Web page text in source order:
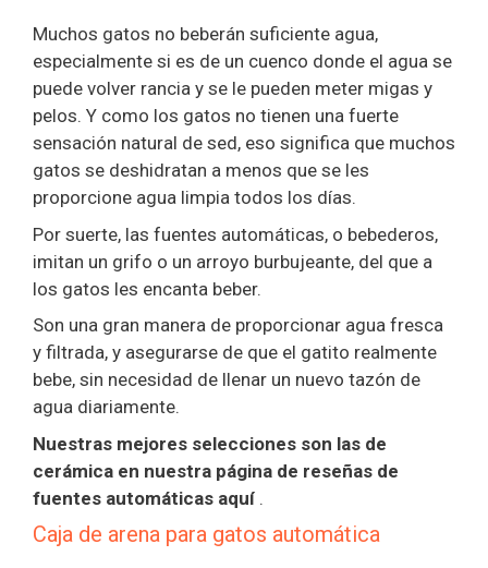
Muchos gatos no beberán suficiente agua,
especialmente si es de un cuenco donde el agua se
puede volver rancia y se le pueden meter migas y
pelos. Y como los gatos no tienen una fuerte
sensación natural de sed, eso significa que muchos
gatos se deshidratan a menos que se les
proporcione agua limpia todos los días.
Por suerte, las fuentes automáticas, o bebederos,
imitan un grifo o un arroyo burbujeante, del que a
los gatos les encanta beber.
Son una gran manera de proporcionar agua fresca
y filtrada, y asegurarse de que el gatito realmente
bebe, sin necesidad de llenar un nuevo tazón de
agua diariamente.
Nuestras mejores selecciones son las de
cerámica en nuestra página de reseñas de
fuentes automáticas aquí .
Caja de arena para gatos automática